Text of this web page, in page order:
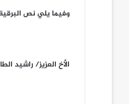
وفيما يلي نص
الأخ العزيز/ راشيد